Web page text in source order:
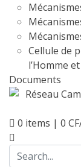
Cellule de
l’Homme
Documents
0 items | 0